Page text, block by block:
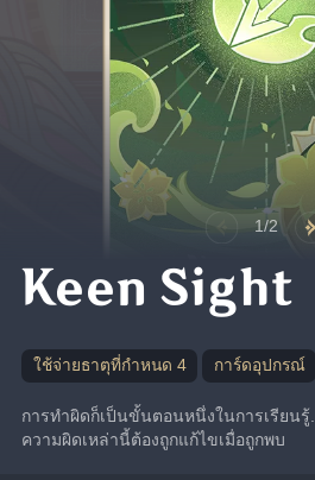
1/2
Keen Sight
ใช้จ่ายธาตุที่กำหนด 4 การ์ดอุปกรณ์
การทำผิดก็เป็นขั้นตอนหนึ่งในการเรียน
ความผิดเหล่านี้ต้องถูกแก้ไขเมื่อถูกพบ